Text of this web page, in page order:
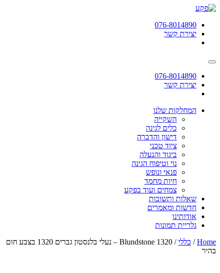
תחילתו
אינטרנט,
לחץ
כדי
לאזור
תוכן
מרכזי
076-8014890
יצירת קשר
076-8014890
יצירת קשר
המחלקות שלנו
השקייה
כלים לגינה
דישון והדברה
ציוד טכני
ביגוד והנעלה
נוי וטיפוח הגינה
פנאי ונופש
חיות מחמד
צמחים ועוד בפקע
שאלות ותשובות
חדשות ומאמרים
אודותינו
גלריית תמונות
Home
/ כללי
/ Blundstone 1320 – נעלי בלנסטון גברים 1320 בצבע חום
בהיר